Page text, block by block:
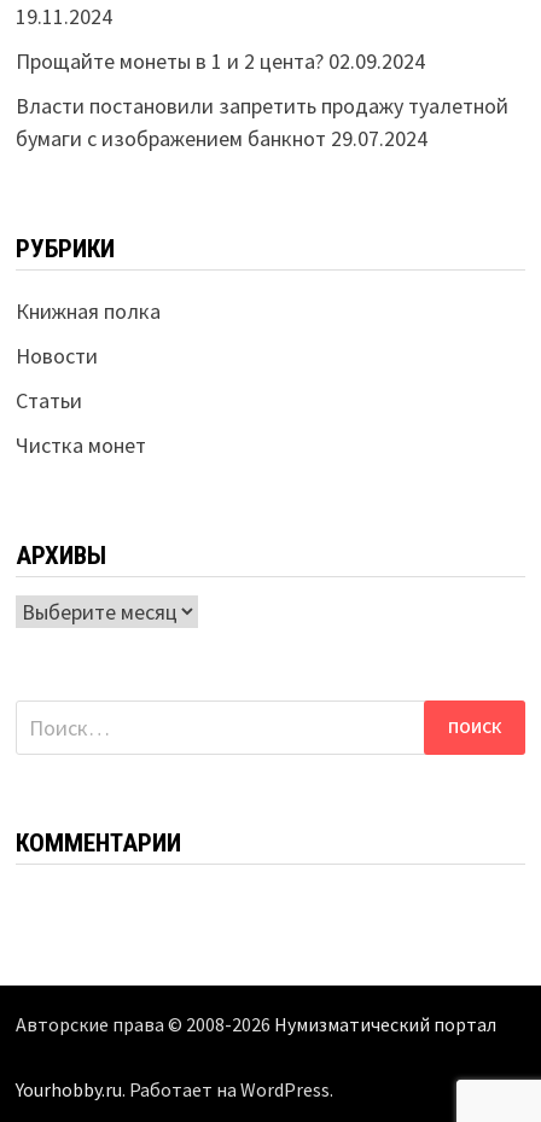
19.11.2024
Прощайте монеты в 1 и 2 цента? 02.09.2024
Власти постановили запретить продажу туалетной
бумаги с изображением банкнот 29.07.2024
РУБРИКИ
Книжная полка
Новости
Статьи
Чистка монет
АРХИВЫ
Архивы
Найти:
КОММЕНТАРИИ
Авторские права © 2008-2026 Нумизматический портал
Yourhobby.ru. Работает на WordPress.